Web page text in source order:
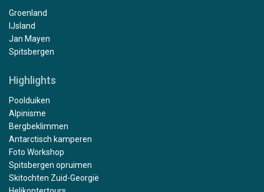
Groenland
IJsland
Jan Mayen
Spitsbergen
Highlights
Poolduiken
Alpinisme
Bergbeklimmen
Antarctisch kamperen
Foto Workshop
Spitsbergen opruimen
Skitochten Zuid-Georgië